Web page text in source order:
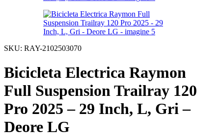
SKU: RAY-2102503070
Bicicleta Electrica Raymon
Full Suspension Trailray 120
Pro 2025 – 29 Inch, L, Gri –
Deore LG